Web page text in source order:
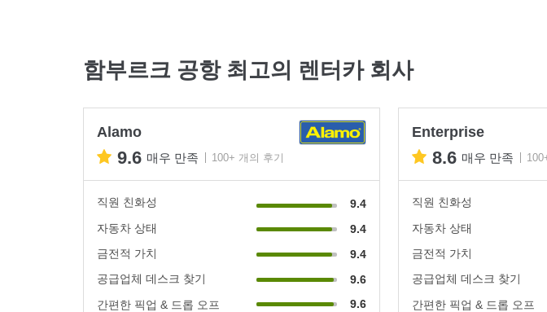
함부르크 공항 최고의 렌터카 회사
Alamo
9.6 매우 만족 100+ 개의 후기
직원 친화성
9.4
자동차 상태
9.4
금전적 가치
9.4
공급업체 데스크 찾기
9.6
간편한 픽업 & 드롭 오프
9.6
Enterprise
8.6 매우 만족
직원 친화성
자동차 상태
금전적 가치
공급업체 데스크 찾기
간편한 픽업 & 드롭 오프